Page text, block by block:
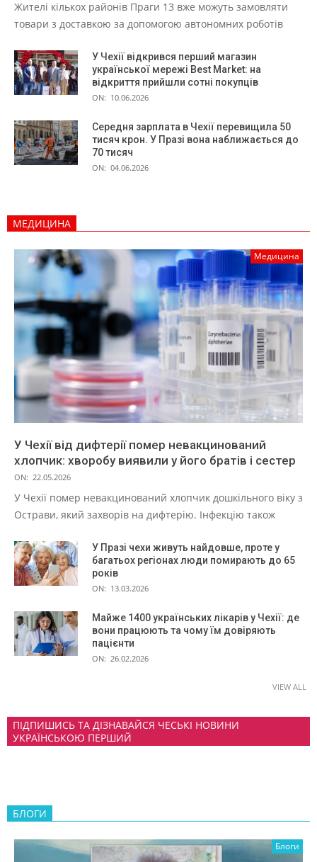
Жителі кількох районів Праги 13 вже можуть замовляти
товари з доставкою за допомогою автономних роботів
У Чехії відкрився перший магазин
української мережі Best Market: на
відкриття прийшли сотні покупців
ON: 10.06.2026
Середня зарплата в Чехії перевищила 50
тисяч крон. У Празі вона наближається до
70 тисяч
ON: 04.06.2026
МЕДИЦИНА
Медицина
У Чехії від дифтерії помер невакцинований
хлопчик: хворобу виявили у його братів і сестер
ON: 22.05.2026
У Чехії помер невакцинований хлопчик дошкільного віку з
Острави, який захворів на дифтерію. Інфекцію також
У Празі чехи живуть найдовше, проте у
багатьох регіонах люди помирають до 65
років
ON: 13.03.2026
Майже 1400 українських лікарів у Чехії: де
вони працюють та чому їм довіряють
пацієнти
ON: 26.02.2026
VIEW ALL
ПІДПИШИСЬ ТА ДІЗНАВАЙСЯ ЧЕСЬКІ НОВИНИ
УКРАЇНСЬКОЮ ПЕРШИЙ
БЛОГИ
Блоги